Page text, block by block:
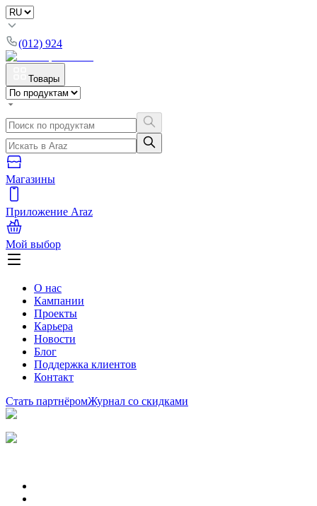
(012) 924
Товары
Магазины
Приложение Araz
Мой выбор
О нас
Кампании
Проекты
Карьера
Новости
Блог
Поддержка клиентов
Контакт
Стать партнёромЖурнал со скидками